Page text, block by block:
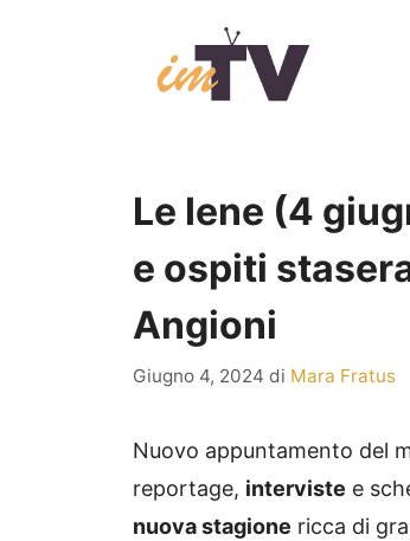
Le Iene (4
e ospiti
Angioni
Giugno 4, 2024 di Mara Fratus
Nuovo appuntamento del
reportage, interviste e
nuova stagione ricca di